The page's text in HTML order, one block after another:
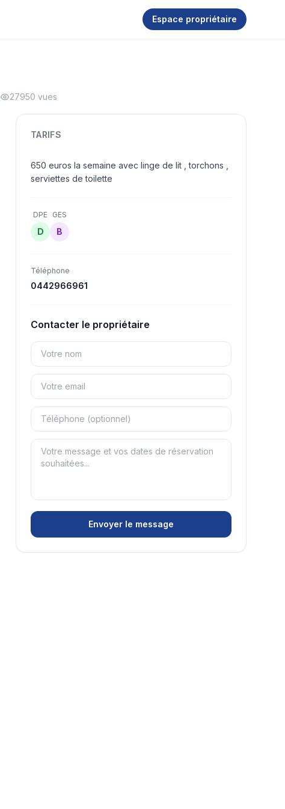
Espace propriétaire
27950 vues
TARIFS
650 euros la semaine avec linge de lit , torchons ,
serviettes de toilette
DPE
D
GES
B
Téléphone
0442966961
Contacter le propriétaire
Envoyer le message